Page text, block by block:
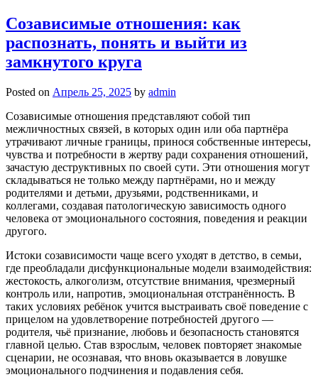
Созависимые отношения: как
распознать, понять и выйти из
замкнутого круга
Posted on Апрель 25, 2025 by admin
Созависимые отношения представляют собой тип
межличностных связей, в которых один или оба партнёра
утрачивают личные границы, принося собственные интересы,
чувства и потребности в жертву ради сохранения отношений,
зачастую деструктивных по своей сути. Эти отношения могут
складываться не только между партнёрами, но и между
родителями и детьми, друзьями, родственниками, и
коллегами, создавая патологическую зависимость одного
человека от эмоционального состояния, поведения и реакции
другого.
Истоки созависимости чаще всего уходят в детство, в семьи,
где преобладали дисфункциональные модели взаимодействия:
жестокость, алкоголизм, отсутствие внимания, чрезмерный
контроль или, напротив, эмоциональная отстранённость. В
таких условиях ребёнок учится выстраивать своё поведение с
прицелом на удовлетворение потребностей другого —
родителя, чьё признание, любовь и безопасность становятся
главной целью. Став взрослым, человек повторяет знакомые
сценарии, не осознавая, что вновь оказывается в ловушке
эмоционального подчинения и подавления себя.